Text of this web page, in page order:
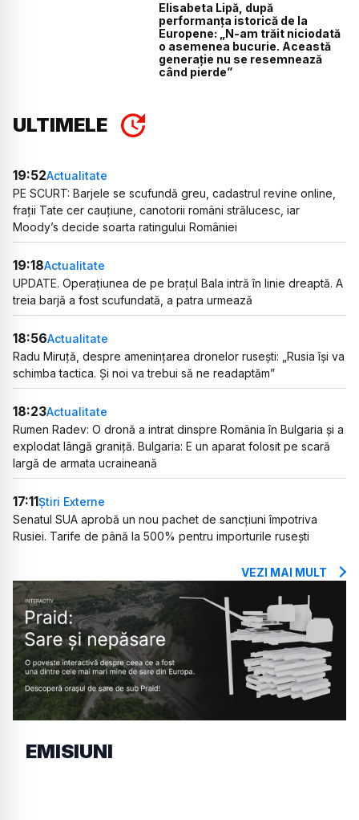
Elisabeta Lipă, după
performanța istorică de la
Europene: „N-am trăit niciodată
o asemenea bucurie. Această
generație nu se resemnează
când pierde”
ULTIMELE
19:52Actualitate
PE SCURT: Barjele se scufundă greu, cadastrul revine online,
frații Tate cer cauțiune, canotorii români strălucesc, iar
Moody’s decide soarta ratingului României
19:18Actualitate
UPDATE. Operațiunea de pe brațul Bala intră în linie dreaptă. A
treia barjă a fost scufundată, a patra urmează
18:56Actualitate
Radu Miruță, despre amenințarea dronelor rusești: „Rusia își va
schimba tactica. Și noi va trebui să ne readaptăm”
18:23Actualitate
Rumen Radev: O dronă a intrat dinspre România în Bulgaria și a
explodat lângă graniță. Bulgaria: E un aparat folosit pe scară
largă de armata ucraineană
17:11Știri Externe
Senatul SUA aprobă un nou pachet de sancțiuni împotriva
Rusiei. Tarife de până la 500% pentru importurile rusești
VEZI MAI MULT
EMISIUNI